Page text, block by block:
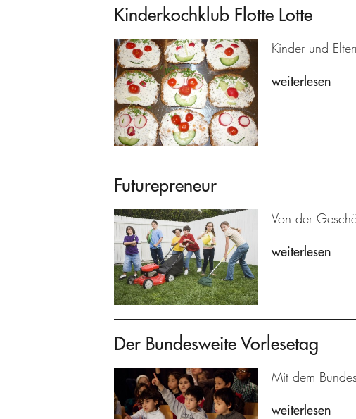
Kinderkochklub Flotte Lotte
Kinder und
weiterlesen
Futurepreneur
Von der
weiterlesen
Der Bundesweite Vorlesetag
Mit dem
weiterlesen